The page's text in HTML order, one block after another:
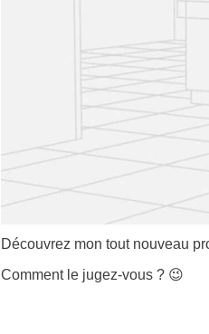
Découvrez mon tout nouveau
Comment le jugez-vous ? 😉